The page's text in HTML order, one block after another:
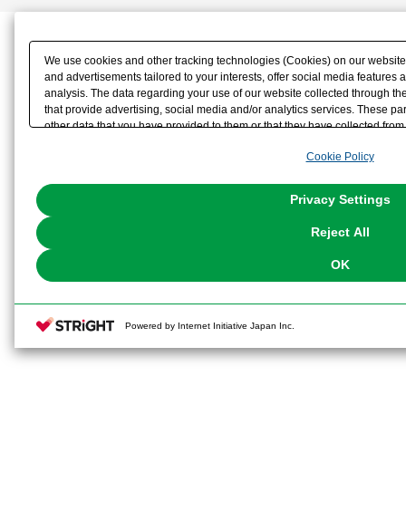
We use cookies and other tracking technologies (Cookies) on our
and advertisements tailored to your interests, offer social media features
analysis. The data regarding your use of our website collected through
that provide advertising, social media and/or analytics services. These
other data that you have provided to them or that they have collected
the use of all Cookies except for Strictly Necessary Cookies, please
You can change your consent or rejection settings at any time via
Cookie Policy
Privacy Settings
Reject All
OK
Powered by Internet Initiative Japan Inc.